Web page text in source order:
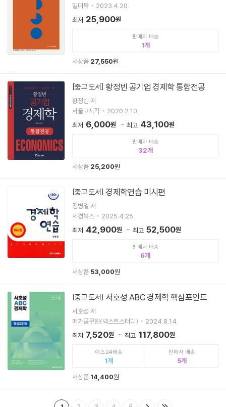
밀더북
2023.4.20.
최저 25,900원
판매자 배송
1
새상품 27,550원
[중고 도서] 황정빈 공기업 경제학 통합전공
황정빈 저
서울고시각
2020.2.10.
최저 6,000원 최고 43,100원
판매자 배송
32
새상품 25,200원
[중고 도서] 경제학연습 미시편
정병열 저
세경북스
2025.4.25.
최저 42,900원 최고 52,500원
판매자 배송
6
새상품 53,000원
[중고 도서] 서호성 ABC 경제학 핵심포인트
서호성 저
메가공무원(넥스트스터디)
2024.8.14.
최저 7,520원 최고 117,800원
예스24배송
1
판매자 배송
5
새상품 14,400원